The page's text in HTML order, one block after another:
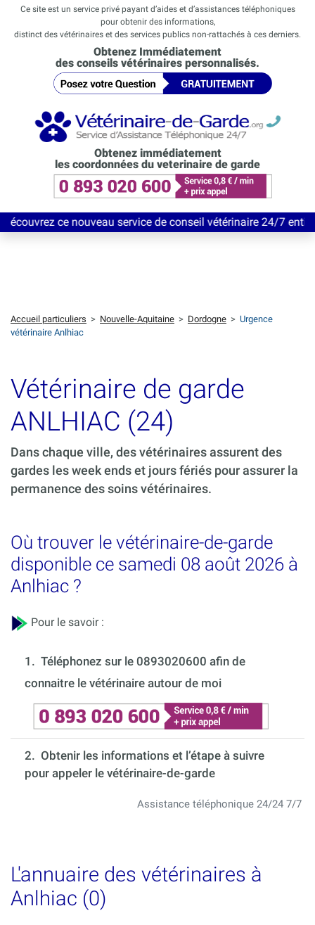
Ce site est un service privé payant d’aides et d’assistances téléphoniques
pour obtenir des informations,
distinct des vétérinaires et des services publics non-rattachés à ces derniers.
Obtenez Immédiatement
des conseils vétérinaires personnalisés.
Obtenez immédiatement
les coordonnées du veterinaire de garde
ce nouveau service de conseil vétérinaire 24/7 entièrement
Accueil particuliers > Nouvelle-Aquitaine > Dordogne > Urgence
vétérinaire Anlhiac
Vétérinaire de garde
ANLHIAC (24)
Dans chaque ville, des vétérinaires assurent des
gardes les week ends et jours fériés pour assurer la
permanence des soins vétérinaires.
Où trouver le vétérinaire-de-garde
disponible ce samedi 08 août 2026 à
Anlhiac ?
Pour le savoir :
1. Téléphonez sur le 0893020600 afin de
connaitre le vétérinaire autour de moi
2. Obtenir les informations et l’étape à suivre
pour appeler le vétérinaire-de-garde
Assistance téléphonique 24/24 7/7
L'annuaire des vétérinaires à
Anlhiac (0)